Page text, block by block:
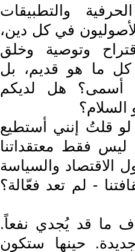
والتطبيقات
في كل دين،
وتوصية وخلق
كل ما هو قديم، بل
أسمى؟ هل لديكم
لو قلتُ إنني أستطيع
ليس فقط معتقداتنا
الاقتصاد والسياسة
- لم تعد فعّالة؟
ما قد يُجدي نفعاً.
حينها ستكون